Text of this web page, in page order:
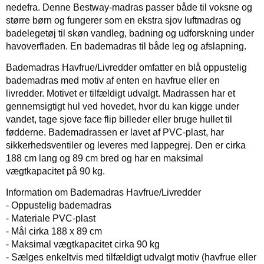
nedefra. Denne Bestway-madras passer både til voksne og
større børn og fungerer som en ekstra sjov luftmadras og
badelegetøj til skøn vandleg, badning og udforskning under
havoverfladen. En bademadras til både leg og afslapning.
Bademadras Havfrue/Livredder omfatter en blå oppustelig
bademadras med motiv af enten en havfrue eller en
livredder. Motivet er tilfældigt udvalgt. Madrassen har et
gennemsigtigt hul ved hovedet, hvor du kan kigge under
vandet, tage sjove face flip billeder eller bruge hullet til
fødderne. Bademadrassen er lavet af PVC-plast, har
sikkerhedsventiler og leveres med lappegrej. Den er cirka
188 cm lang og 89 cm bred og har en maksimal
vægtkapacitet på 90 kg.
Information om Bademadras Havfrue/Livredder
- Oppustelig bademadras
- Materiale PVC-plast
- Mål cirka 188 x 89 cm
- Maksimal vægtkapacitet cirka 90 kg
- Sælges enkeltvis med tilfældigt udvalgt motiv (havfrue eller